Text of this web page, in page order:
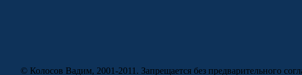
© Колосов Вадим, 2001-2011. Запрещается без предварительного